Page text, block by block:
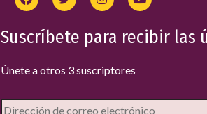
Suscríbete para recibir las
Únete a otros 3 suscriptores